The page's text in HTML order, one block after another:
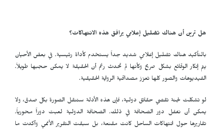
هل ترين أن هناك تضليل إعلامي يرافق هذه الانتهاكات؟
بالتأكيد هناك تضليل إعلامي شديد جداً يستخدم كأداة رئيسية. في بعض الأحيان
يتم إنكار الوقائع بشكل صريح وكأنها لم تحدث رغم أن الحقيقة لا يمكن حجبها طويلاً.
الفيديوهات والصور كلها تعزز مصداقية الرواية الحقيقية.
لو تشكلت لجنة تقصي حقائق دولية، فإن هذه الأدلة ستنقل الصورة بكل صدق، ولا
يمكن أن نغفل دور الصحافة في ذلك. الصحافة الدولية لعبت دوراً محورياً.
تقاريرها حول انتهاكات الساحل كانت مقنعة، بل سبقت التقرير الأممي وأكدت ما